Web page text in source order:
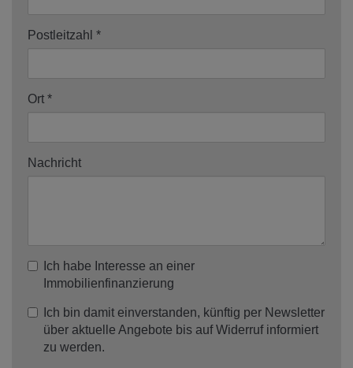
Postleitzahl
Ort
Nachricht
Ich habe Interesse an einer
Immobilienfinanzierung
Ich bin damit einverstanden, künftig per Newsletter
über aktuelle Angebote bis auf Widerruf informiert
zu werden.